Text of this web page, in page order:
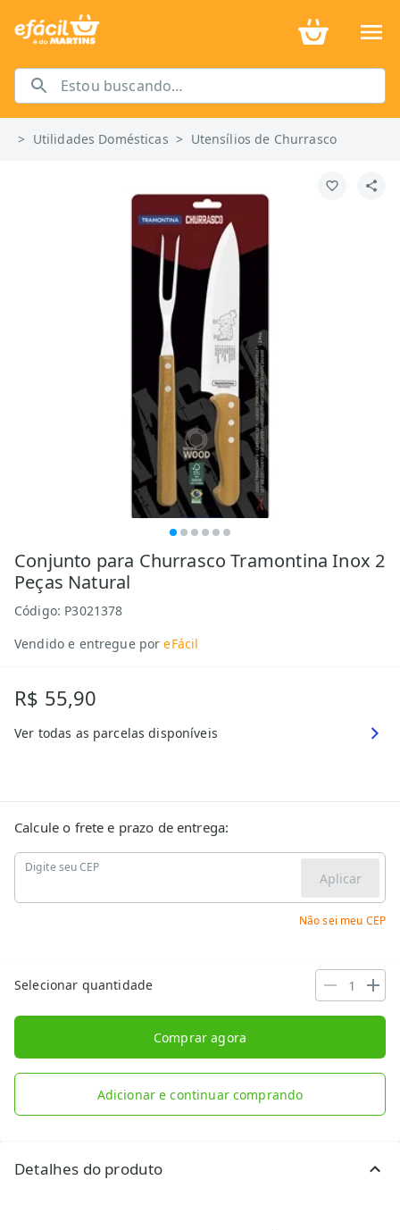
> Utilidades Domésticas > Utensílios de Churrasco
Conjunto para Churrasco Tramontina Inox 2
Peças Natural
Código: P3021378
Vendido e entregue por eFácil
R$ 55,90
Ver todas as parcelas disponíveis
Calcule o frete e prazo de entrega:
Digite seu CEP
Aplicar
Não sei meu CEP
Selecionar quantidade
Comprar agora
Adicionar e continuar comprando
Detalhes do produto